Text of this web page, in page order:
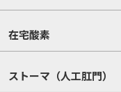
在宅酸素
ストーマ（人工肛門）